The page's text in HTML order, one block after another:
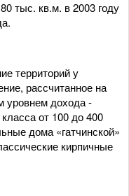
тыс. кв.м. в 2003 году
территорий у
рассчитанное на
уровнем дохода -
от 100 до 400
дома «гатчинской»
кирпичные